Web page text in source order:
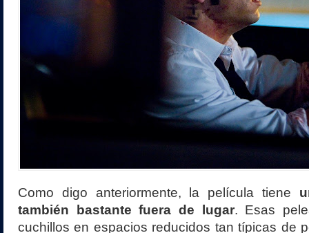
Como digo anteriormente, la película tiene
también bastante fuera de lugar. Esas
cuchillos en espacios reducidos tan típicas de